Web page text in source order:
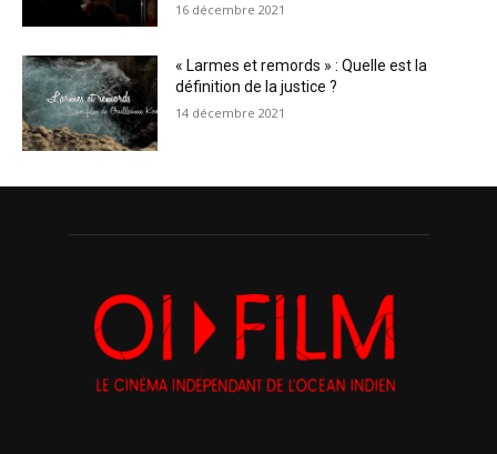
16 décembre 2021
« Larmes et remords » : Quelle est la
définition de la justice ?
14 décembre 2021